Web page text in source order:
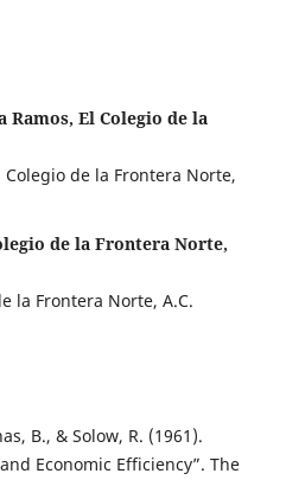
Ramos, El Colegio de la
de la Frontera Norte,
de la Frontera Norte,
la Frontera Norte, A.C.
B., & Solow, R. (1961).
Economic Efficiency”. The